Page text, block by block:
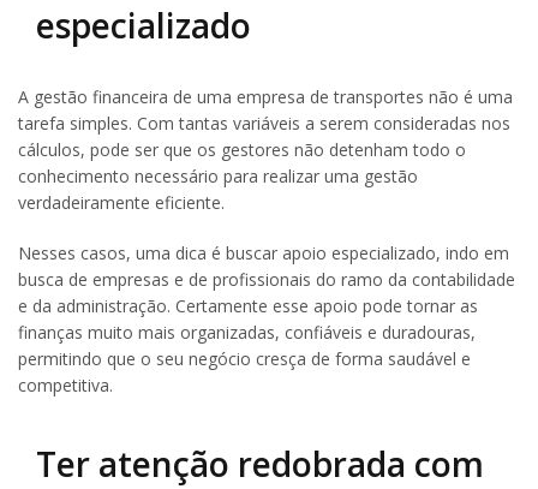
especializado
A gestão financeira de uma empresa de transportes não é uma
tarefa simples. Com tantas variáveis a serem consideradas nos
cálculos, pode ser que os gestores não detenham todo o
conhecimento necessário para realizar uma gestão
verdadeiramente eficiente.
Nesses casos, uma dica é buscar apoio especializado, indo em
busca de empresas e de profissionais do ramo da contabilidade
e da administração. Certamente esse apoio pode tornar as
finanças muito mais organizadas, confiáveis e duradouras,
permitindo que o seu negócio cresça de forma saudável e
competitiva.
Ter atenção redobrada com